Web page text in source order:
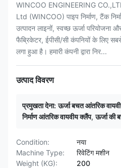
WINCOO ENGINEERING
Ltd (WINCOO) पाइप निर्माण, टैंक
उत्पादन लाइनों, स्वच्छ ऊर्जा परियोजना
फैब्रिकेटर, ईपीसी/सी कंपनियों के लिए
लगा हुआ है। हमारी कंपनी द्वारा निर...
उत्पाद विवरण
प्रमुखता देना: ऊर्जा बचत आंतरिक
निर्माण आंतरिक वायवीय क्लैंप,ऊर्जा की
Condition:
नया
Machine Type:
रिवेटिंग मशीन
Weight (KG):
200